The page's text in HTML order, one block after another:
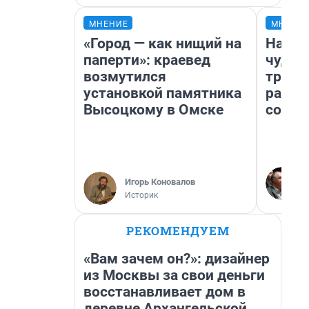
МНЕНИЕ
«Город — как нищий на
паперти»: краевед
возмутился
установкой памятника
Высоцкому в Омске
Игорь Коновалов
Историк
РЕКОМЕНДУЕМ
«Вам зачем он?»: дизайнер
из Москвы за свои деньги
восстанавливает дом в